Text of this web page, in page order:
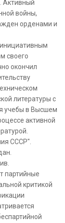
Активный
войны,
орденами и
своего
окончил
литературы с
учебы в Высшем
активной
СССР".
партийные
критикой